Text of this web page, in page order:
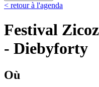
< retour à l'agenda
Festival
- Diebyforty
Où